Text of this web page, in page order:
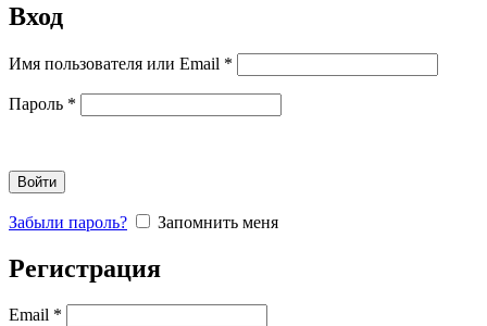
Вход
Имя пользователя или Email *
Пароль *
Войти
Забыли пароль? Запомнить меня
Регистрация
Email *